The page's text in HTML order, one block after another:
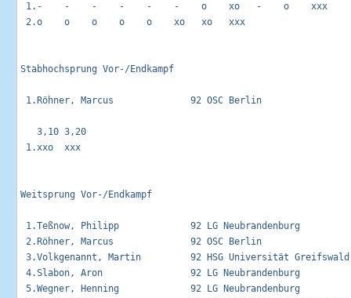
1.-    -    -    -    -    -    o    xo   -    o    xxx
2.o    o    o    o    o    xo   xo   xxx
Stabhochsprung Vor-/Endkampf
1.Röhner, Marcus              92 OSC Berlin
   3,10 3,20
1.xxo  xxx
Weitsprung Vor-/Endkampf
1.Teßnow, Philipp             92 LG
2.Röhner, Marcus              92 OSC Berlin
3.Volkgenannt, Martin         92 HSG Universität
4.Slabon, Aron                92 LG
5.Wegner, Henning             92 LG